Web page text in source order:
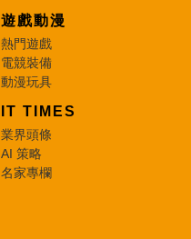
遊戲動漫
熱門遊戲
電競裝備
動漫玩具
IT TIMES
業界頭條
AI 策略
名家專欄